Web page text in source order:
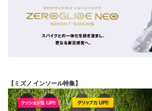
【ミズノ インソール特集】